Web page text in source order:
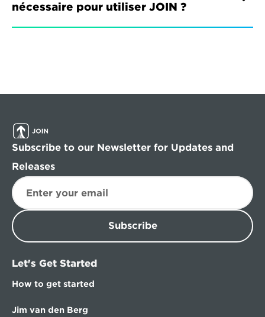
nécessaire pour utiliser JOIN ?
Subscribe to our Newsletter for Updates and
Releases
Subscribe
Let's Get Started
How to get started
Jim van den Berg